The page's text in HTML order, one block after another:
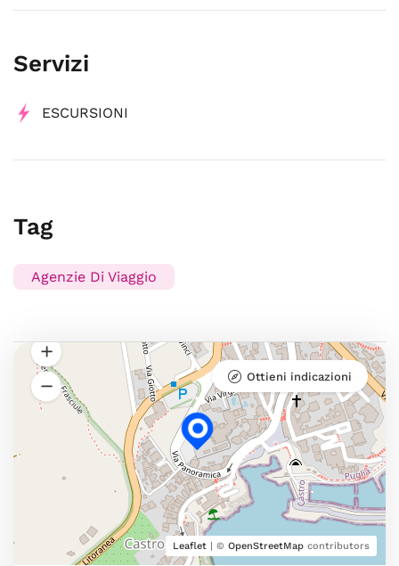
Servizi
ESCURSIONI
Tag
Agenzie Di Viaggio
Leaflet | © OpenStreetMap contributors
Ottieni indicazioni